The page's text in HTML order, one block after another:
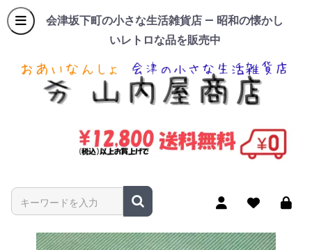
会津坂下町の小さな生活雑貨店 — 昭和の懐かし
いレトロな品を販売中
商品名やキーワードを入力